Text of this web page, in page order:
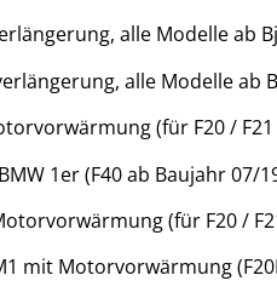
alle Modelle ab
alle Modelle ab
(für F20 /
1er (F40 ab Baujahr 07/
(für F20 /
mit Motorvorwärmung